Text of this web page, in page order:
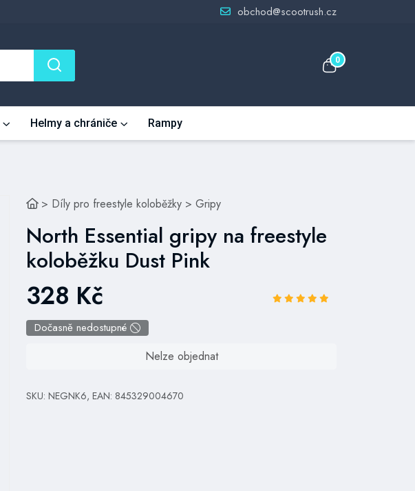
obchod@scootrush.cz
0
Helmy a chrániče Rampy
> Díly pro freestyle koloběžky > Gripy
North Essential gripy na freestyle
koloběžku Dust Pink
328 Kč
Dočasně nedostupné
Nelze objednat
SKU: NEGNK6, EAN: 845329004670